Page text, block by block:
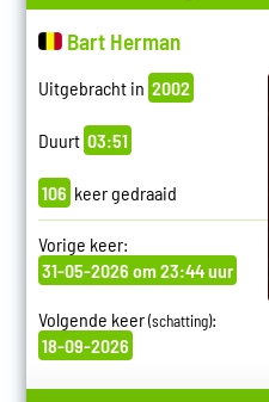
Bart Herman
Uitgebracht in 2002
Duurt 03:51
106 keer gedraaid
Vorige keer:
31-05-2026 om 23:44 uur
Volgende keer(schatting):
18-09-2026